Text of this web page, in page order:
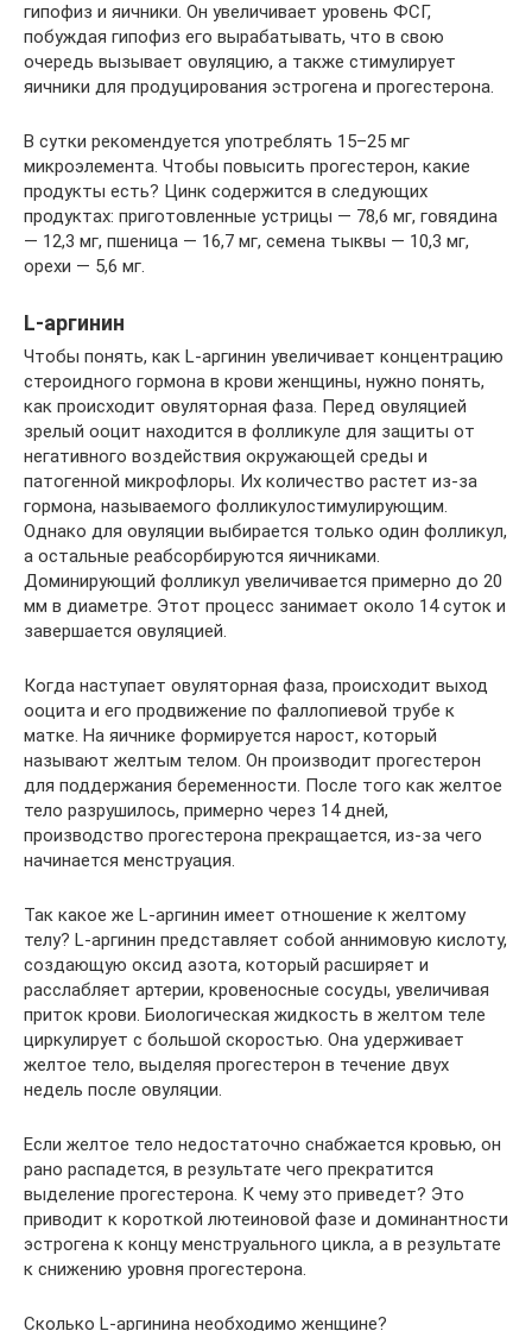
гипофиз и яичники. Он увеличивает уровень ФСГ,
побуждая гипофиз его вырабатывать, что в свою
очередь вызывает овуляцию, а также стимулирует
яичники для продуцирования эстрогена и прогестерона.
В сутки рекомендуется употреблять 15–25 мг
микроэлемента. Чтобы повысить прогестерон, какие
продукты есть? Цинк содержится в следующих
продуктах: приготовленные устрицы — 78,6 мг, говядина
— 12,3 мг, пшеница — 16,7 мг, семена тыквы — 10,3 мг,
орехи — 5,6 мг.
L-аргинин
Чтобы понять, как L-аргинин увеличивает концентрацию
стероидного гормона в крови женщины, нужно понять,
как происходит овуляторная фаза. Перед овуляцией
зрелый ооцит находится в фолликуле для защиты от
негативного воздействия окружающей среды и
патогенной микрофлоры. Их количество растет из-за
гормона, называемого фолликулостимулирующим.
Однако для овуляции выбирается только один фолликул,
а остальные реабсорбируются яичниками.
Доминирующий фолликул увеличивается примерно до 20
мм в диаметре. Этот процесс занимает около 14 суток и
завершается овуляцией.
Когда наступает овуляторная фаза, происходит выход
ооцита и его продвижение по фаллопиевой трубе к
матке. На яичнике формируется нарост, который
называют желтым телом. Он производит прогестерон
для поддержания беременности. После того как желтое
тело разрушилось, примерно через 14 дней,
производство прогестерона прекращается, из-за чего
начинается менструация.
Так какое же L-аргинин имеет отношение к желтому
телу? L-аргинин представляет собой аннимовую кислоту,
создающую оксид азота, который расширяет и
расслабляет артерии, кровеносные сосуды, увеличивая
приток крови. Биологическая жидкость в желтом теле
циркулирует с большой скоростью. Она удерживает
желтое тело, выделяя прогестерон в течение двух
недель после овуляции.
Если желтое тело недостаточно снабжается кровью, он
рано распадется, в результате чего прекратится
выделение прогестерона. К чему это приведет? Это
приводит к короткой лютеиновой фазе и доминантности
эстрогена к концу менструального цикла, а в результате
к снижению уровня прогестерона.
Сколько L-аргинина необходимо женщине?